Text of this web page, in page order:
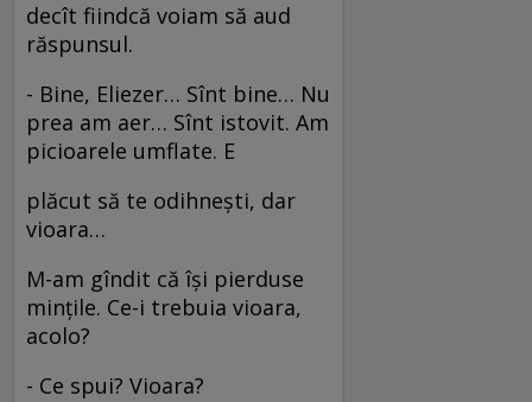
decît fiindcă voiam să aud
răspunsul.
- Bine, Eliezer… Sînt bine… Nu
prea am aer… Sînt istovit. Am
picioarele umflate. E
plăcut să te odihneşti, dar
vioara…
M-am gîndit că îşi pierduse
minţile. Ce-i trebuia vioara,
acolo?
- Ce spui? Vioara?